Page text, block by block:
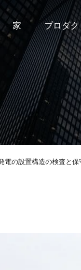
家 プロダク
電の設置構造の検査と保